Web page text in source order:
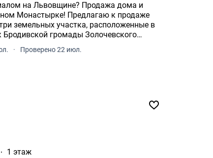
на Львовщине? Продажа дома и
Монастырке! Предлагаю к продаже
земельных участка, расположенные в
громады Золочевского
· Проверено 22 июл.
1 этаж